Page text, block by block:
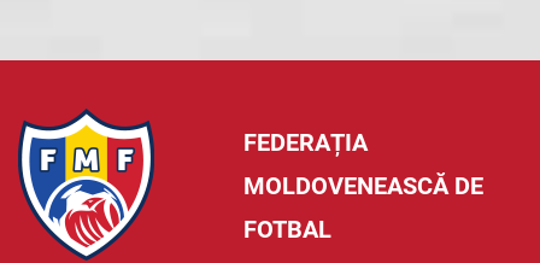
FEDERAȚIA
MOLDOVENEASCĂ DE
FOTBAL